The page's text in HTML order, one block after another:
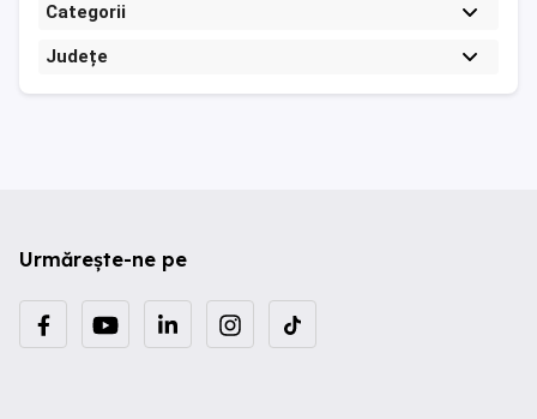
Categorii
Județe
Urmărește-ne pe